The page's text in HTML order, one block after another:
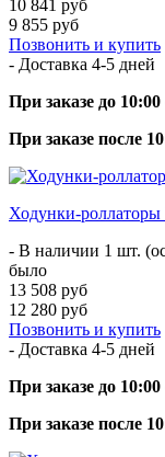
10 841 руб
9 855 руб
Позвонить и купить
- Доставка 4-5 дней
При заказе до 10:00
При заказе после
Ходунки-роллаторы
- В наличии 1 шт.
было
13 508 руб
12 280 руб
Позвонить и купить
- Доставка 4-5 дней
При заказе до 10:00
При заказе после